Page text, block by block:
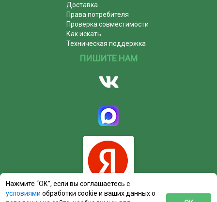
Доставка
Права потребителя
Проверка совместимости
Как искать
Техническая поддержка
ПИШИТЕ НАМ
Нажмите “ОК”, если вы соглашаетесь с
условиями обработки cookie и ваших данных о